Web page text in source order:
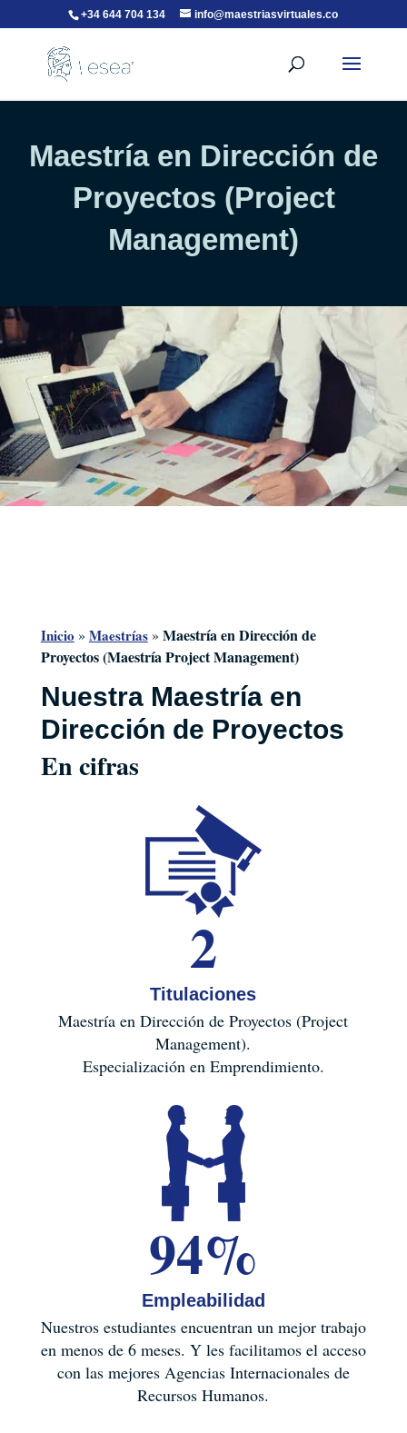
+34 644 704 134 info@maestriasvirtuales.co
Maestría en Dirección de
Proyectos (Project
Management)
Inicio » Maestrías» Maestría en Dirección de
Proyectos (Maestría Project Management)
Nuestra Maestría en
Dirección de Proyectos
En cifras
2
Titulaciones
Maestría en Dirección de Proyectos (Project
Management).
Especialización en Emprendimiento.
94%
Empleabilidad
Nuestros estudiantes encuentran un mejor trabajo
en menos de 6 meses. Y les facilitamos el acceso
con las mejores Agencias Internacionales de
Recursos Humanos.